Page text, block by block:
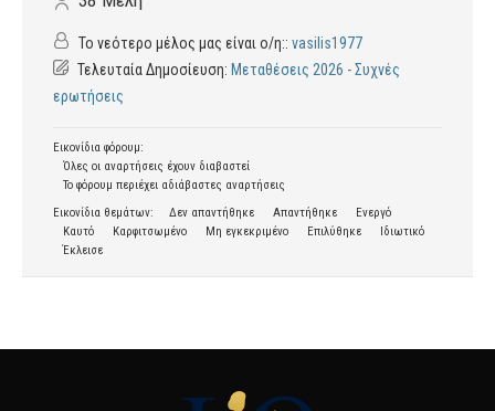
Το νεότερο μέλος μας είναι ο/η:: vasilis1977
Τελευταία Δημοσίευση: Μεταθέσεις 2026 - Συχνές
ερωτήσεις
Εικονίδια φόρουμ:
Όλες οι αναρτήσεις έχουν διαβαστεί
Το φόρουμ περιέχει αδιάβαστες αναρτήσεις
Εικονίδια θεμάτων:
Δεν απαντήθηκε Απαντήθηκε
Ενεργό
Καυτό
Καρφιτσωμένο Μη εγκεκριμένο Επιλύθηκε
Ιδιωτικό
Έκλεισε